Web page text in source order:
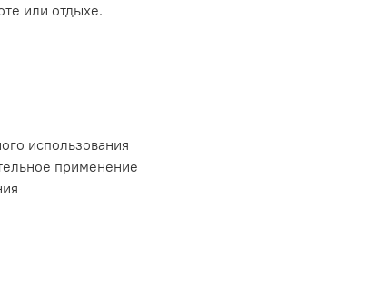
или отдыхе.
использования
применение